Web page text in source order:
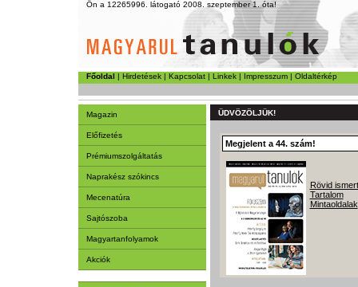
Ön a 12265996. látogató 2008. szeptember 1. óta!
Főoldal | Hirdetések| Kapcsolat| Linkek| Impresszum| Oldaltérkép
Magazin
Előfizetés
Prémiumszolgáltatás
Naprakész szókincs
Mecenatúra
Sajtószoba
Magyartanfolyamok
Akciók
ÜDVÖZÖLJÜK!
Megjelent a 44. szám!
Rövid
Tartalom
Mintaoldalak